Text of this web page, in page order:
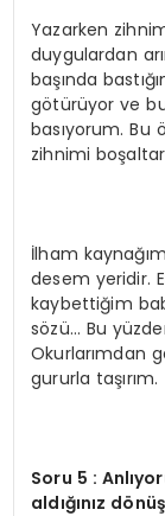
Yazarken
duygulardan
başında
götürüyor ve
basıyorum. Bu
zihnimi
İlham
desem yeridir.
kaybettiğim
sözü… Bu
Okurlarımdan
gururla taşırım.
Soru 5 :
aldığınız